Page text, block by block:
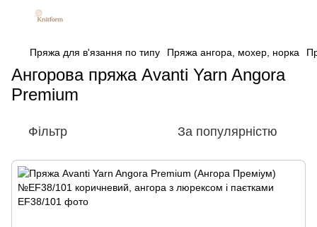
Пряжа для в'язання по типу Пряжа ангора, мохер, норка
Ангорова пряжа Avanti Yarn Angora
Premium
Фільтр За популярністю